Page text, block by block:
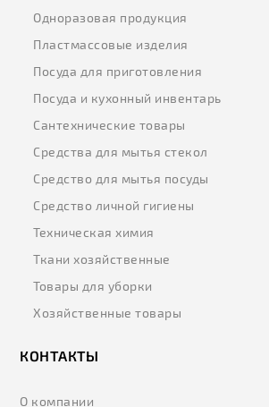
Одноразовая продукция
Пластмассовые изделия
Посуда для приготовления
Посуда и кухонный инвентарь
Сантехнические товары
Средства для мытья стекол
Средство для мытья посуды
Средство личной гигиены
Техническая химия
Ткани хозяйственные
Товары для уборки
Хозяйственные товары
КОНТАКТЫ
О компании